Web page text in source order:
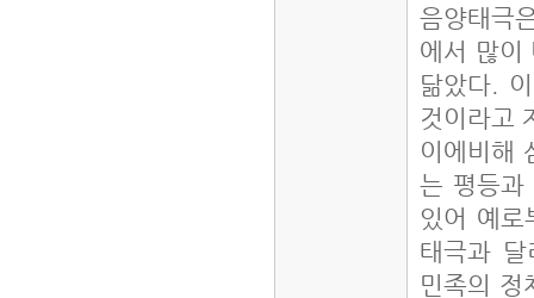
음양태극
에서 많이
닮았다.
것이라고
이에비해
는 평등과
있어 예로
태극과
민족의 정